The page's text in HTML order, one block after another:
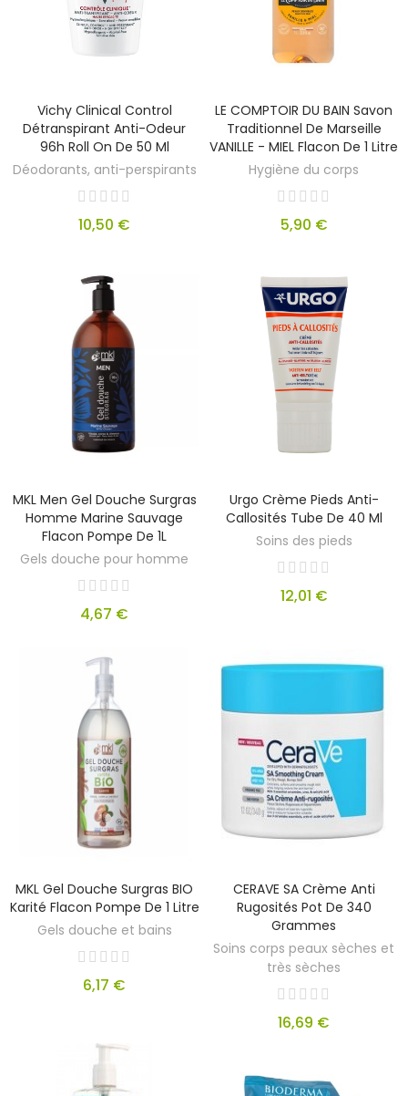
Vichy Clinical Control
Détranspirant Anti-Odeur
96h Roll On De 50 Ml
Déodorants, anti-perspirants
10,50 €
LE COMPTOIR DU BAIN Savon
Traditionnel De Marseille
VANILLE - MIEL Flacon De 1 Litre
Hygiène du corps
5,90 €
MKL Men Gel Douche Surgras
Homme Marine Sauvage
Flacon Pompe De 1L
Gels douche pour homme
4,67 €
Urgo Crème Pieds Anti-
Callosités Tube De 40 Ml
Soins des pieds
12,01 €
MKL Gel Douche Surgras BIO
Karité Flacon Pompe De 1 Litre
Gels douche et bains
6,17 €
CERAVE SA Crème Anti
Rugosités Pot De 340
Grammes
Soins corps peaux sèches et
très sèches
16,69 €